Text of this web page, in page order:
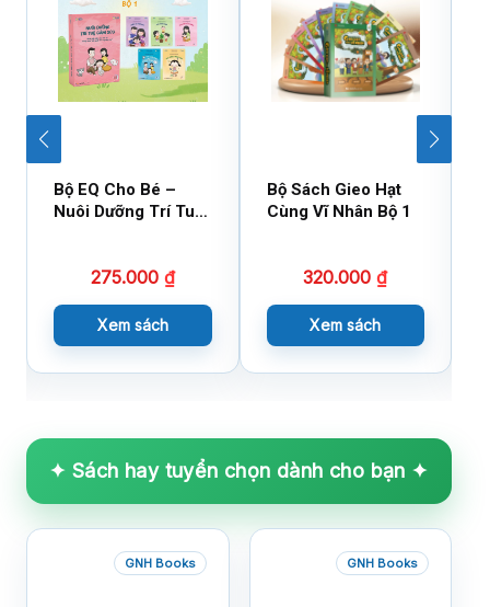
Bộ EQ Cho Bé –
Nuôi Dưỡng Trí Tuệ
275.000 ₫
Xem sách
Bộ Sách Gieo Hạt
Cùng Vĩ Nhân Bộ 1
320.000₫
Xem sách
✦ Sách hay tuyển chọn dành cho bạn ✦
GNH Books GNH Books